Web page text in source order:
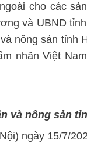
cho các
và UBND
nông sản tỉnh
nhãn Việt
và nông sản
ngày 15/7/